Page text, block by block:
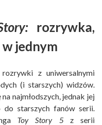
rozrywka,
jednym
z uniwersalnymi
(i starszych) widzów.
najmłodszych, jednak jej
do starszych fanów serii.
Toy Story 5z serii